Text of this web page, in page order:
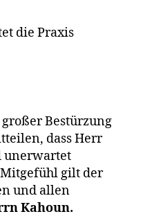
die Praxis
Bestürzung
dass Herr
unerwartet
gilt der
und allen
Kahoun.